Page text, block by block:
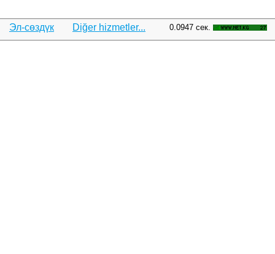
Эл-сөздүк Diğer hizmetler... 0.0947 сек.